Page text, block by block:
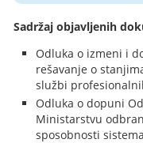
Sadržaj objavljenih
Odluka o izmeni i
rešavanje o
službi
Odluka o dopuni
Ministarstvu
sposobnosti